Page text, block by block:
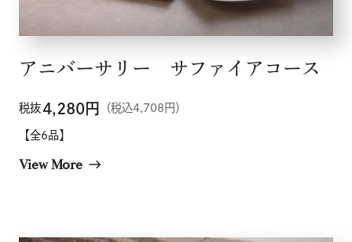
こだわり
お知らせ
企業情報
アニバーサリー サファイアコース
税抜4,280円 （税込4,708円）
【全6品】
View More east